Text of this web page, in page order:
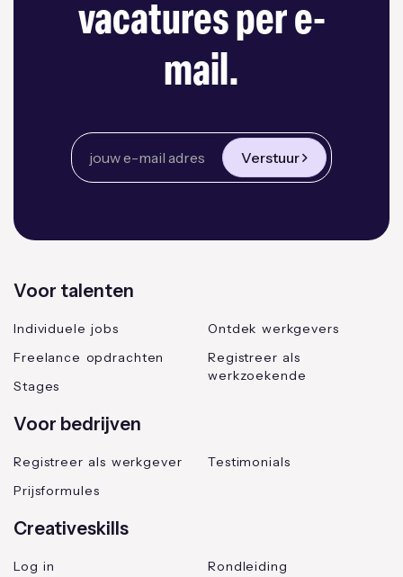
vacatures per e-
mail.
Verstuur
Voor talenten
Individuele jobs
Freelance opdrachten
Stages
Ontdek werkgevers
Registreer als
werkzoekende
Voor bedrijven
Registreer als werkgever
Prijsformules
Testimonials
Creativeskills
Log in Rondleiding